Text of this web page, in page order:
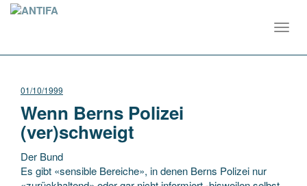
01/10/1999
Wenn Berns Polizei
(ver)schweigt
Der Bund
Es gibt «sensible Bereiche», in denen Berns Polizei nur